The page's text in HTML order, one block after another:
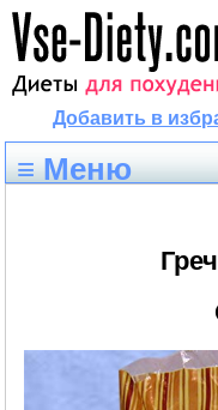
Добавить в
≡ Меню